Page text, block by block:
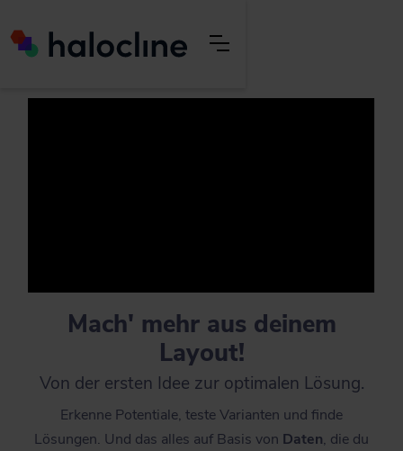
Mach' mehr a us deinem
Layout!
Von der ersten Idee zur optimalen Lösung.
Erkenne Potentiale, teste Varianten und finde
Lösungen. Und das alles auf Basis von Daten, die du